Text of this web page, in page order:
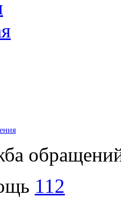
112